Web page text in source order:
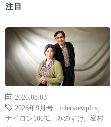
注目
2026.08.03
2026年9月号
interviewplus
ナイロン100℃
みのすけ
峯村